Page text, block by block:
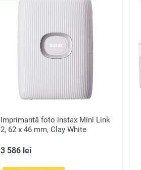
Imprimantă foto instax Mini Link
2, 62 x 46 mm, Clay White
3 586 lei